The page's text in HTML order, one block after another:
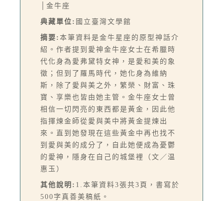
│金牛座
典藏單位: 國立臺灣文學館
摘要: 本筆資料是金牛星座的原型神話介
紹。作者提到愛神金牛座女士在希臘時
代化身為愛弗黛特女神，是愛和美的象
徵；但到了羅馬時代，她化身為維納
斯，除了愛與美之外，繁榮、財富、珠
寶、享樂也皆由她主管。金牛座女士曾
相信一切閃亮的東西都是黃金，因此他
指揮煉金師從愛與美中將黃金提煉出
來。直到她發現在這些黃金中再也找不
到愛與美的成分了，自此她便成為憂鬱
的愛神，隱身在自己的城堡裡（文／温
惠玉）
其他說明: 1.本筆資料3張共3頁，書寫於
500字真善美稿紙。